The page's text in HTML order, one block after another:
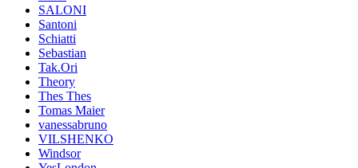
SALONI
Santoni
Schiatti
Sebastian
Tak.Ori
Theory
Thes Thes
Tomas Maier
vanessabruno
VILSHENKO
Windsor